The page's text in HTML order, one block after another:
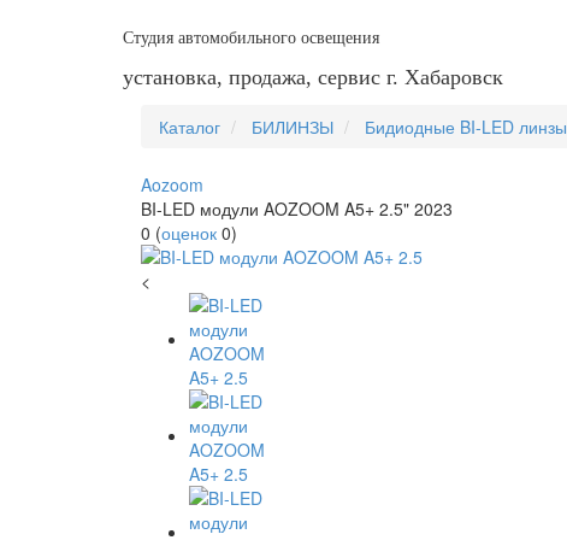
Студия автомобильного освещения
установка, продажа, сервис г. Хабаровск
Каталог БИЛИНЗЫ Бидиодные BI-LED линзы
Aozoom
BI-LED модули AOZOOM A5+ 2.5" 2023
0 (оценок 0)
<